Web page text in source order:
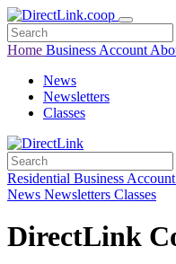
Home Business Account
News
Newsletters
Classes
Residential Business Account
News Newsletters Classes
DirectLink